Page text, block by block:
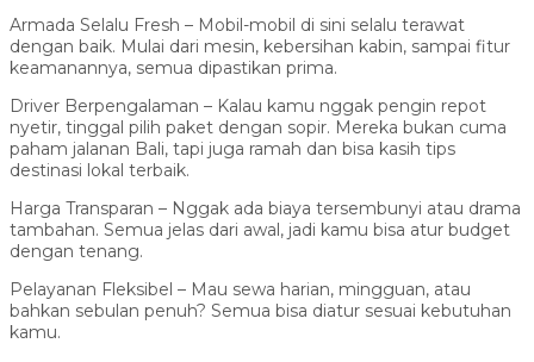
Armada Selalu Fresh – Mobil-mobil di sini selalu terawat
dengan baik. Mulai dari mesin, kebersihan kabin, sampai fitur
keamanannya, semua dipastikan prima.
Driver Berpengalaman – Kalau kamu nggak pengin repot
nyetir, tinggal pilih paket dengan sopir. Mereka bukan cuma
paham jalanan Bali, tapi juga ramah dan bisa kasih tips
destinasi lokal terbaik.
Harga Transparan – Nggak ada biaya tersembunyi atau drama
tambahan. Semua jelas dari awal, jadi kamu bisa atur budget
dengan tenang.
Pelayanan Fleksibel – Mau sewa harian, mingguan, atau
bahkan sebulan penuh? Semua bisa diatur sesuai kebutuhan
kamu.